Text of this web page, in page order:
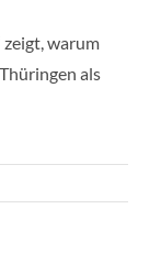
warum
als